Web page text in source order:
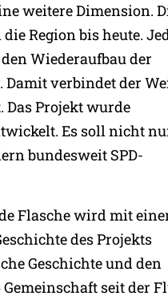
weitere Dimension.
Region bis heute.
Wiederaufbau der
verbindet der
Projekt wurde
Es soll nicht
bundesweit SPD-
Flasche wird mit
des Projekts
Geschichte und den
seit der